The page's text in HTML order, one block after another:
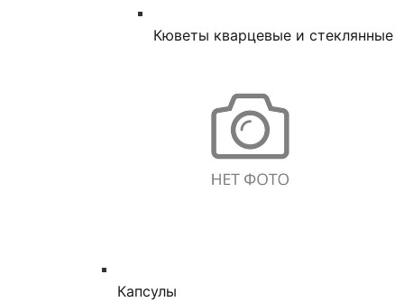
Кюветы кварцевые и стеклянные
Капсулы